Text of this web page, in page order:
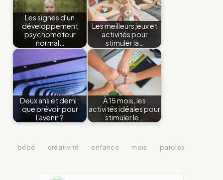
Les signes d'un
développement
psychomoteur
normal…
Les meilleurs jeux et
activités pour
stimuler la…
Deux ans et demi :
que prévoir pour
l'avenir ?
À 15 mois, les
activités idéales pour
stimuler le…
bébé créativité enfance mois paroles